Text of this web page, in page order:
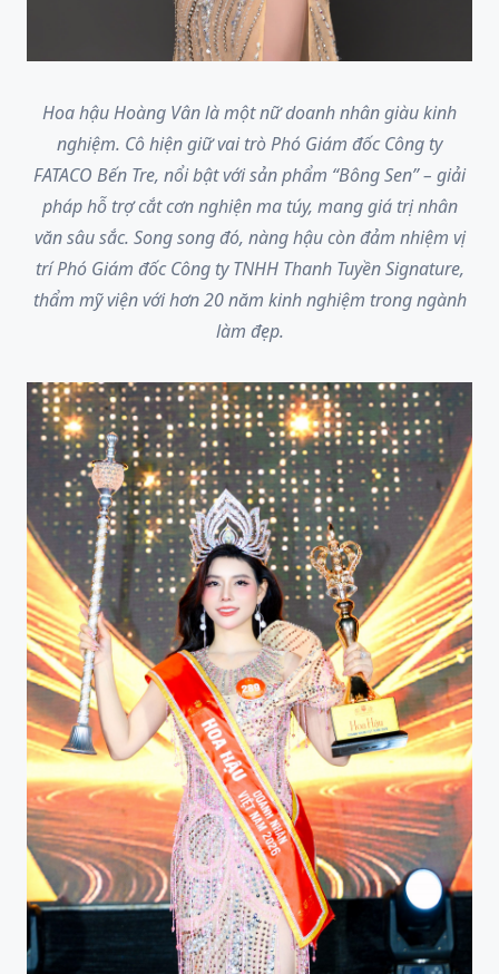
Hoa hậu Hoàng Vân là một nữ doanh nhân giàu kinh
nghiệm. Cô hiện giữ vai trò Phó Giám đốc Công ty
FATACO Bến Tre, nổi bật với sản phẩm “Bông Sen” – giải
pháp hỗ trợ cắt cơn nghiện ma túy, mang giá trị nhân
văn sâu sắc. Song song đó, nàng hậu còn đảm nhiệm vị
trí Phó Giám đốc Công ty TNHH Thanh Tuyền Signature,
thẩm mỹ viện với hơn 20 năm kinh nghiệm trong ngành
làm đẹp.